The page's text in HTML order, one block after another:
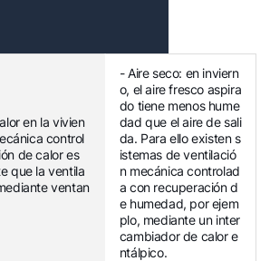
en la vivien
control
de calor es
que la ventila
ventan
- Aire seco: en inviern
o, el aire fresco aspira
do tiene menos hume
dad que el aire de sali
da. Para ello existen s
istemas de ventilació
n mecánica controlad
a con recuperación d
e humedad, por ejem
plo, mediante un inter
cambiador de calor e
ntálpico.